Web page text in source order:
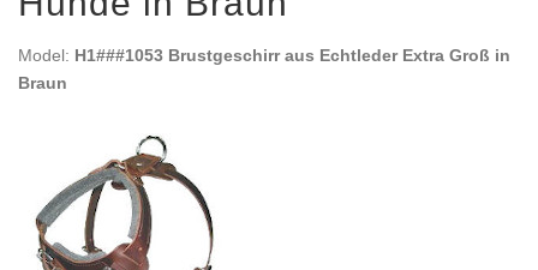
Model: H1###1053 Brustgeschirr aus Echtleder Extra Groß in
Braun